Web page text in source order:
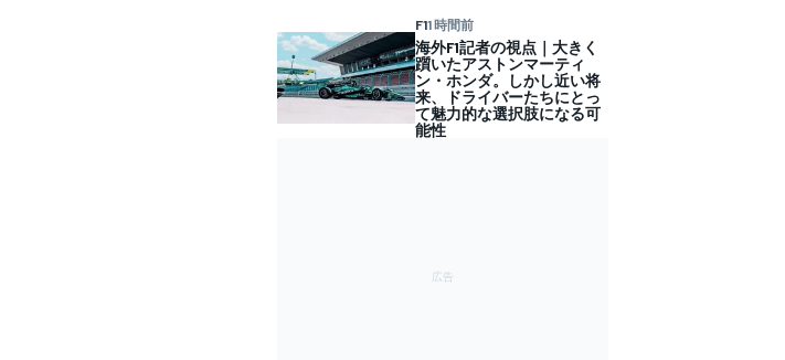
F11 時間前
海外F1記者の視点｜大きく
躓いたアストンマーティ
ン・ホンダ。しかし近い将
来、ドライバーたちにとっ
て魅力的な選択肢になる可
能性